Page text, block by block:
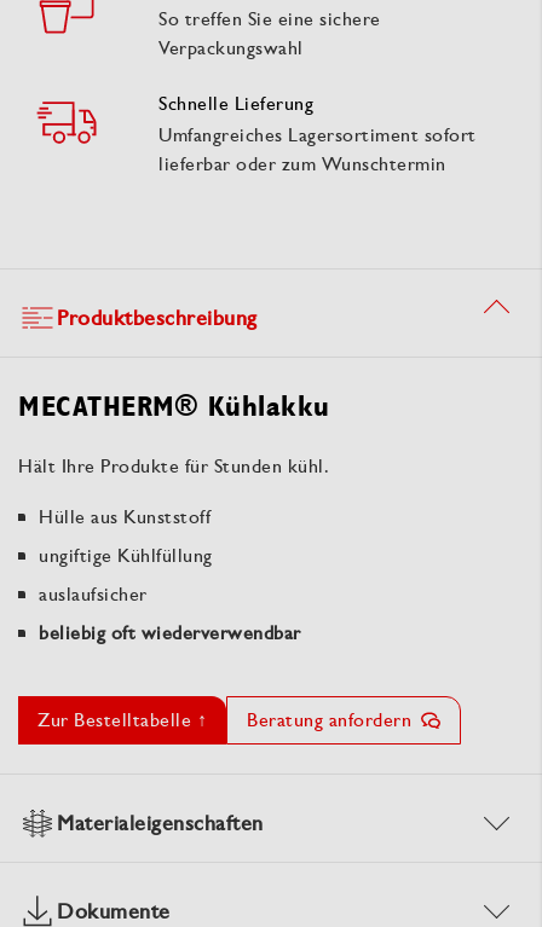
So treffen Sie eine sichere
Verpackungswahl
Schnelle Lieferung
Umfangreiches Lagersortiment sofort
lieferbar oder zum Wunschtermin
Produktbeschreibung
MECATHERM® Kühlakku
Hält Ihre Produkte für Stunden kühl.
Hülle aus Kunststoff
ungiftige Kühlfüllung
auslaufsicher
beliebig oft wiederverwendbar
Zur Bestelltabelle ↑ Beratung anfordern
Materialeigenschaften
Dokumente